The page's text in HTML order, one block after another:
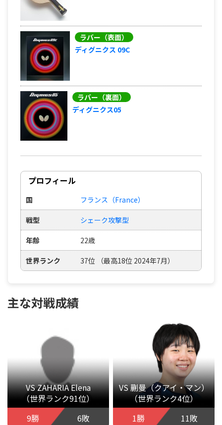
ラバー（表面）
ディグニクス 09C
ラバー（裏面）
ディグニクス05
プロフィール
国 フランス（France）
戦型 シェーク攻撃型
年齢 22歳
世界ランク 37位 （最高18位 2024年7月）
主な対戦成績
VS ZAHARIA Elena
（世界ランク91位）
9勝
6敗
VS 蒯曼（クアイ・マン）
（世界ランク4位）
1勝
11敗